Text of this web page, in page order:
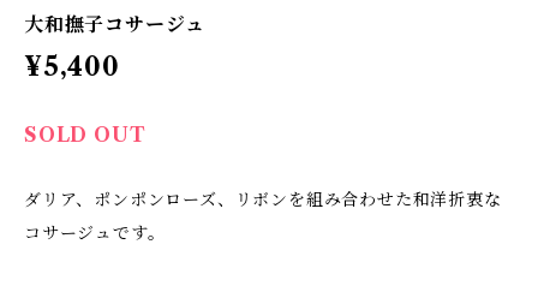
大和撫子コサージュ
¥5,400
SOLD OUT
ダリア、ポンポンローズ、リボンを組み合わせた和洋折衷な
コサージュです。